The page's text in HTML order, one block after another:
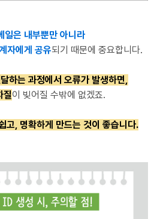
일은 내부뿐만 아니라
자에게 공유되기 때문에 중요합니다.
하는 과정에서 오류가 발생하면,
질이 빚어질 수밖에 없겠죠.
고, 명확하게 만드는 것이 좋습니다.